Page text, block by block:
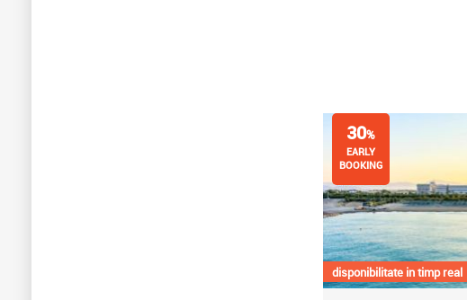
disponibilitate in timp real
30%
EARLY
BOOKING